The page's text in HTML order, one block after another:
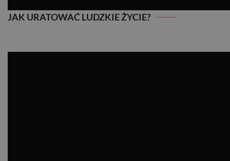
JAK URATOWAĆ LUDZKIE ŻYCIE?